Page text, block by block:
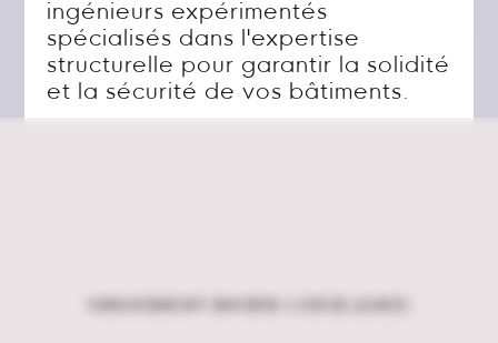
ingénieurs expérimentés
spécialisés dans l'expertise
structurelle pour garantir la solidité
et la sécurité de vos bâtiments.